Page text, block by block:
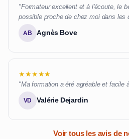
"Formateur excellent et à l'écoute, le
possible proche de chez moi dans les
AB Agnès Bove
★★★★★
"Ma formation a été agréable et facile
VD Valérie Dejardin
Voir tous les avis de